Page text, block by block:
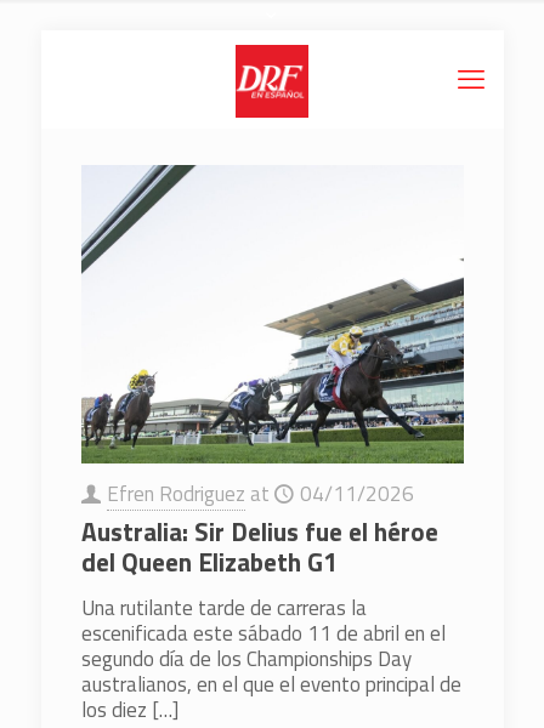
Efren Rodriguez at 04/11/2026
Australia: Sir Delius fue el héroe
del Queen Elizabeth G1
Una rutilante tarde de carreras la
escenificada este sábado 11 de abril en el
segundo día de los Championships Day
australianos, en el que el evento principal de
los diez […]